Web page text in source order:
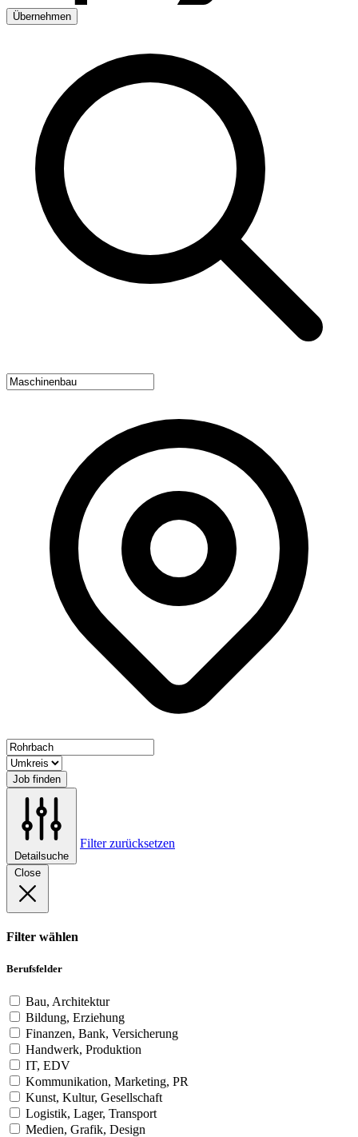
Übernehmen
Job finden
Detailsuche
Filter zurücksetzen
Close
Filter wählen
Berufsfelder
Bau, Architektur
Bildung, Erziehung
Finanzen, Bank, Versicherung
Handwerk, Produktion
IT, EDV
Kommunikation, Marketing, PR
Kunst, Kultur, Gesellschaft
Logistik, Lager, Transport
Medien, Grafik, Design